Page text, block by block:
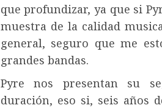
que profundizar, ya que si
muestra de la calidad
general, seguro que me
grandes bandas.
Pyre nos presentan su
duración, eso si, seis años